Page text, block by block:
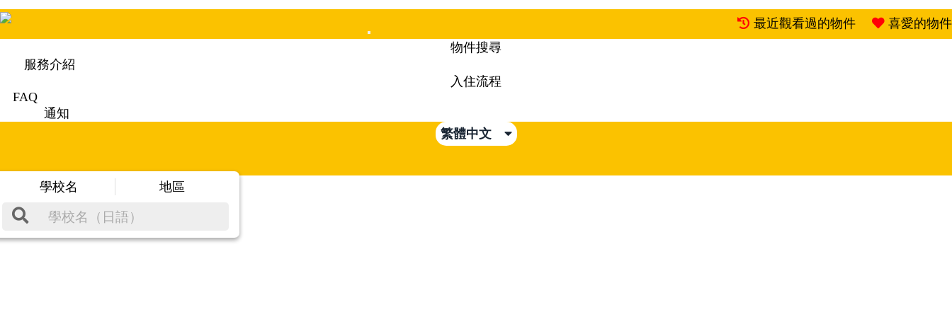
最近觀看過的物件
喜愛的物件
Mobile
物件搜尋
服務介紹
入住流程
FAQ
通知
繁體中文
學校名 地區